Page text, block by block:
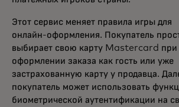
Этот сервис меняет правила игры для
онлайн-оформления. Покупатель
выбирает свою карту Mastercard при
оформлении заказа как гость или уже
застрахованную карту у продавца.
покупатель может использовать
биометрической аутентификации на